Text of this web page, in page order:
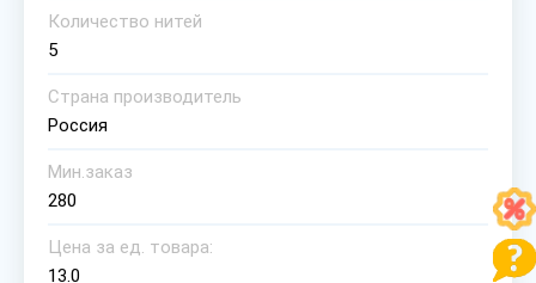
Количество нитей
5
Страна производитель
Россия
Мин.заказ
280
Цена за ед. товара:
13.0